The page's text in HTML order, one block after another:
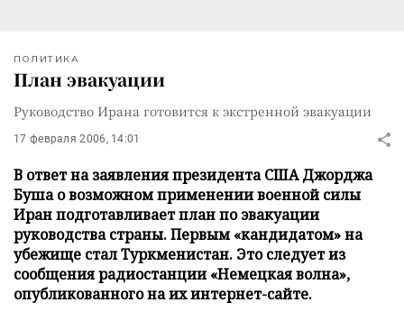
ПОЛИТИКА
План эвакуации
Руководство Ирана готовится к экстренной эвакуации
17 февраля 2006, 14:01
В ответ на заявления президента США Джорджа
Буша о возможном применении военной силы
Иран подготавливает план по эвакуации
руководства страны. Первым «кандидатом» на
убежище стал Туркменистан. Это следует из
сообщения радиостанции «Немецкая волна»,
опубликованного на их интернет-сайте.